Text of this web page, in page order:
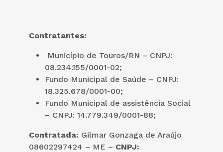
Contratantes:
Município de Touros/RN – CNPJ:
08.234.155/0001-02;
Fundo Municipal de Saúde – CNPJ:
18.325.678/0001-00;
Fundo Municipal de assistência Social
– CNPJ: 14.779.349/0001-88;
Contratada: Gilmar Gonzaga de Araújo
08602297424 – ME – CNPJ: